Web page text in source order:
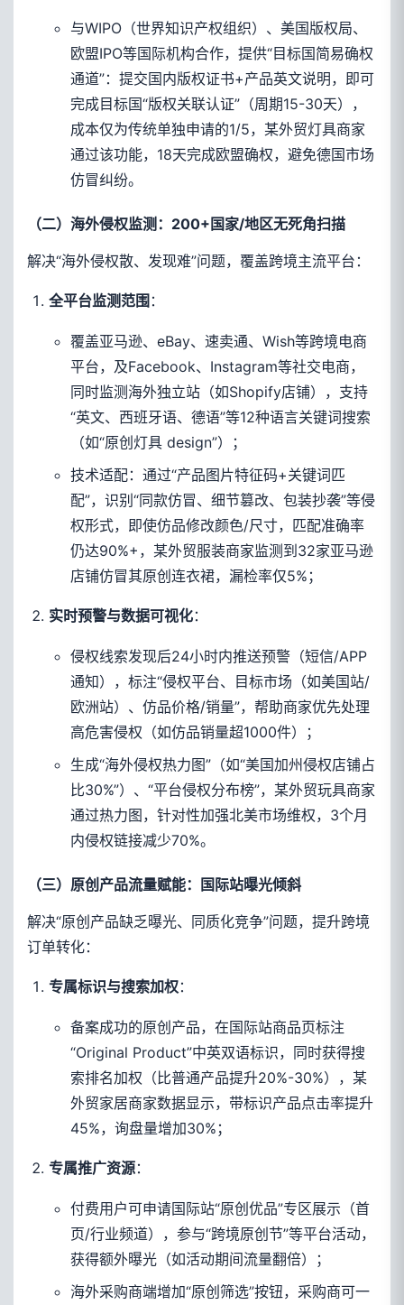
与WIPO（世界知识产权组织）、美国版权局、
欧盟IPO等国际机构合作，提供“目标国简易确权
通道”：提交国内版权证书+产品英文说明，即可
完成目标国“版权关联认证”（周期15-30天），
成本仅为传统单独申请的1/5，某外贸灯具商家
通过该功能，18天完成欧盟确权，避免德国市场
仿冒纠纷。
（二）海外侵权监测：200+国家/地区无死角扫描
解决“海外侵权散、发现难”问题，覆盖跨境主流平台：
全平台监测范围 ：
覆盖亚马逊、eBay、速卖通、Wish等跨境电商
平台，及Facebook、Instagram等社交电商，
同时监测海外独立站（如Shopify店铺），支持
“英文、西班牙语、德语”等12种语言关键词搜索
（如“原创灯具 design”）；
技术适配：通过“产品图片特征码+关键词匹
配”，识别“同款仿冒、细节篡改、包装抄袭”等侵
权形式，即使仿品修改颜色/尺寸，匹配准确率
仍达90%+，某外贸服装商家监测到32家亚马逊
店铺仿冒其原创连衣裙，漏检率仅5%；
实时预警与数据可视化：
侵权线索发现后24小时内推送预警（短信/APP
通知），标注“侵权平台、目标市场（如美国站/
欧洲站）、仿品价格/销量”，帮助商家优先处理
高危害侵权（如仿品销量超1000件）；
生成“海外侵权热力图”（如“美国加州侵权店铺占
比30%”）、“平台侵权分布榜”，某外贸玩具商家
通过热力图，针对性加强北美市场维权，3个月
内侵权链接减少70%。
（三）原创产品流量赋能：国际站曝光倾斜
解决“原创产品缺乏曝光、同质化竞争”问题，提升跨境
订单转化：
专属标识与搜索加权：
备案成功的原创产品，在国际站商品页标注
“Original Product”中英双语标识，同时获得搜
索排名加权（比普通产品提升20%-30%），某
外贸家居商家数据显示，带标识产品点击率提升
45%，询盘量增加30%；
专属推广资源：
付费用户可申请国际站“原创优品”专区展示（首
页/行业频道），参与“跨境原创节”等平台活动，
获得额外曝光（如活动期间流量翻倍）；
海外采购商端增加“原创筛选”按钮，采购商可一